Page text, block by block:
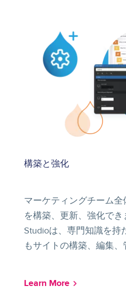
構築と強化
マーケティングチーム全
を構築、更新、強化で
Studioは、専門知識を持
もサイトの構築、編集、
Learn More